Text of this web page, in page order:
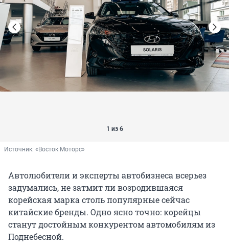
1 из 6
Источник: «Восток Моторс»
Автолюбители и эксперты автобизнеса всерьез
задумались, не затмит ли возродившаяся
корейская марка столь популярные сейчас
китайские бренды. Одно ясно точно: корейцы
станут достойным конкурентом автомобилям из
Поднебесной.